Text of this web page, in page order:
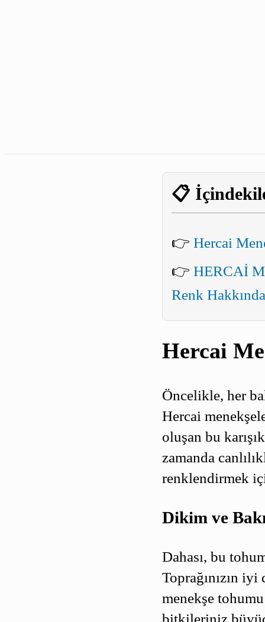
📋
👉 Hercai
👉 HERCAİ
Renk
Hercai
Öncelikle, her
Hercai
oluşan bu
zamanda
renklendirmek
Dikim ve
Dahası, bu
Toprağınızın iyi
menekşe